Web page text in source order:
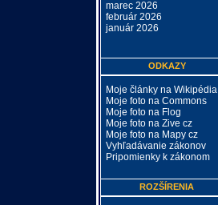
marec 2026
február 2026
január 2026
ODKAZY
Moje články na Wikipédia
Moje foto na Commons
Moje foto na Flog
Moje foto na Zive cz
Moje foto na Mapy cz
Vyhľadávanie zákonov
Pripomienky k zákonom
ROZŠÍRENIA